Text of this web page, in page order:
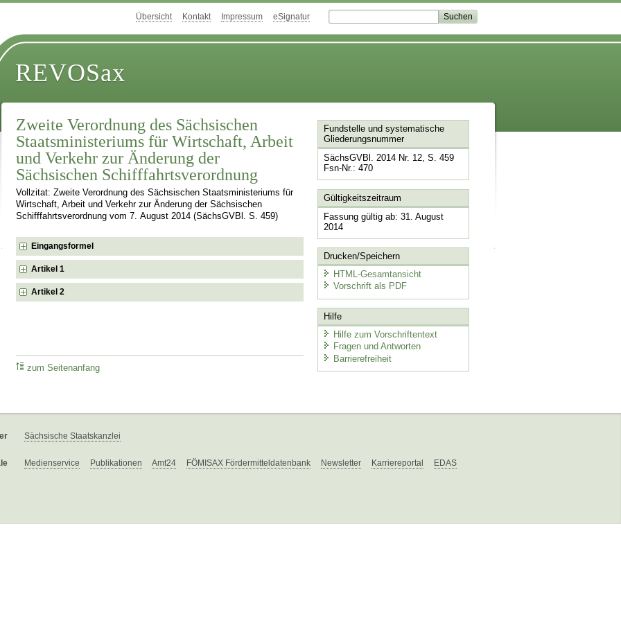
Übersicht Kontakt Impressum eSignatur
REVOSax
Zweite Verordnung des Sächsischen
Staatsministeriums für Wirtschaft, Arbeit
und Verkehr zur Änderung der
Sächsischen Schifffahrtsverordnung
Vollzitat: Zweite Verordnung des Sächsischen Staatsministeriums für
Wirtschaft, Arbeit und Verkehr zur Änderung der Sächsischen
Schifffahrtsverordnung vom 7. August 2014 (SächsGVBl. S. 459)
Eingangsformel
Artikel 1
Artikel 2
zum Seitenanfang
Fundstelle und systematische
Gliederungsnummer
SächsGVBl. 2014 Nr. 12, S. 459
Fsn-Nr.: 470
Gültigkeitszeitraum
Fassung gültig ab: 31. August
2014
Drucken/Speichern
HTML-Gesamtansicht
Vorschrift als PDF
Hilfe
Hilfe zum Vorschriftentext
Fragen und Antworten
Barrierefreiheit
Sächsische Staatskanzlei
Medienservice Publikationen Amt24 FÖMISAX Fördermitteldatenbank Newsletter Karriereportal EDAS